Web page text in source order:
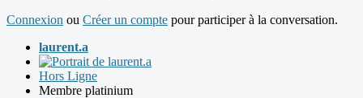
Connexion ou Créer un compte pour participer à la conversation.
laurent.a
Hors Ligne
Membre platinium